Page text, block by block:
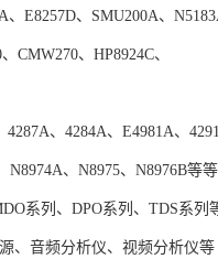
、E8257D、SMU200A、
CMW270、HP8924C、
4287A、4284A、E4981A、
N8974A、N8975、N8976B等等
系列、DPO系列、TDS系列
、音频分析仪、视频分析仪等